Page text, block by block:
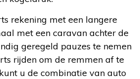
rekening met een langere
met een caravan achter de
geregeld pauzes te nemen
rijden om de remmen af te
u de combinatie van auto